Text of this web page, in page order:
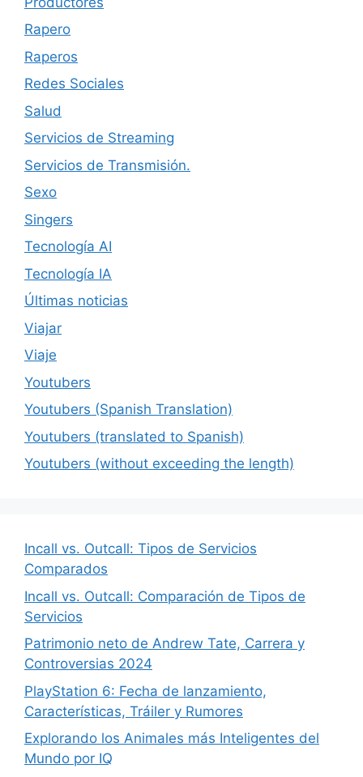
Rapero
Raperos
Redes Sociales
Salud
Servicios de Streaming
Servicios de Transmisión.
Sexo
Singers
Tecnología AI
Tecnología IA
Últimas noticias
Viajar
Viaje
Youtubers
Youtubers (Spanish Translation)
Youtubers (translated to Spanish)
Youtubers (without exceeding the length)
Incall vs. Outcall: Tipos de Servicios
Comparados
Incall vs. Outcall: Comparación de Tipos de
Servicios
Patrimonio neto de Andrew Tate, Carrera y
Controversias 2024
PlayStation 6: Fecha de lanzamiento,
Características, Tráiler y Rumores
Explorando los Animales más Inteligentes del
Mundo por IQ